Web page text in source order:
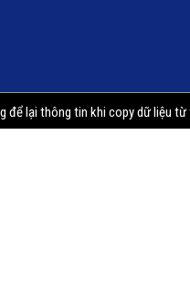
để lại thông tin khi copy dữ liệu từ